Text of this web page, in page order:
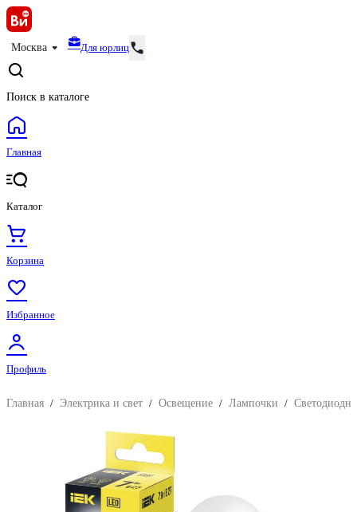
Москва Для юрлиц
Поиск в каталоге
Главная
Каталог
Корзина
Избранное
Профиль
Главная / Электрика и свет / Освещение / Лампочки /